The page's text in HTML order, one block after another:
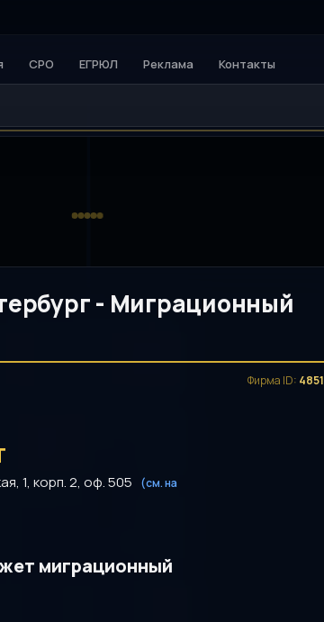
СРО ЕГРЮЛ Реклама Контакты
- Миграционный
Фирма ID: 4851
1, корп. 2, оф. 505
(см. на
миграционный